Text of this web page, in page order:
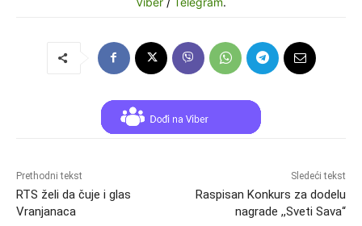
Prethodni tekst
RTS želi da čuje i glas
Vranjanaca
Sledeći tekst
Raspisan Konkurs za dodelu
nagrade ,,Sveti Sava“